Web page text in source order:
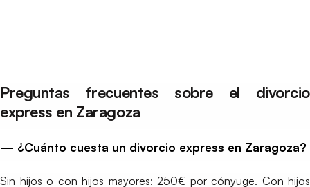
Preguntas frecuentes sobre el divorcio
express en Zaragoza
— ¿Cuánto cuesta un divorcio express en Zaragoza?
Sin hijos o con hijos mayores: 250€ por cónyuge. Con hijos